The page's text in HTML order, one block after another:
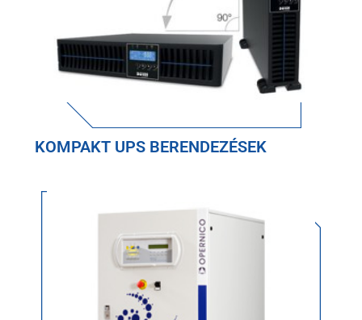
KOMPAKT UPS BERENDEZÉSEK